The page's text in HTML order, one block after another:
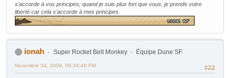
s'accorde à vos principes; quand je suis plus fort que vous, je prends votre
liberté car cela s'accorde à mes principes.
ionah Super Rocket Belt Monkey Équipe Dune SF
#22
Novembre 04, 2009, 06:34:48 PM